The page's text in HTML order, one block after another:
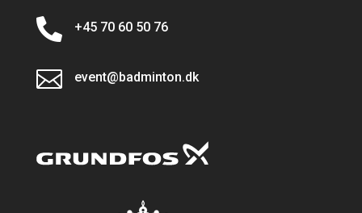
 +45 70 60 50 76
 event@badminton.dk